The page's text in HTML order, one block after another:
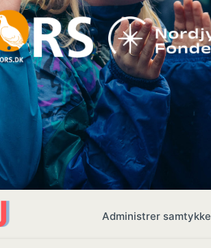
Administrer samtykke